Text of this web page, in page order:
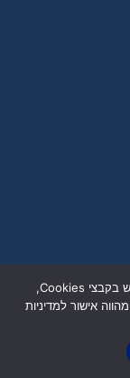
לשם חוויית שימוש נוחה ובטוחה אנו עושים שימוש בקבצי Cookies,
אישור למדיניות